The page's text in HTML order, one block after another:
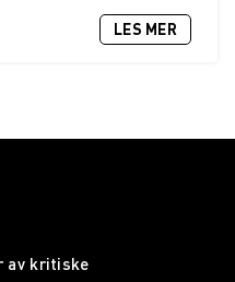
LES MER
av kritiske